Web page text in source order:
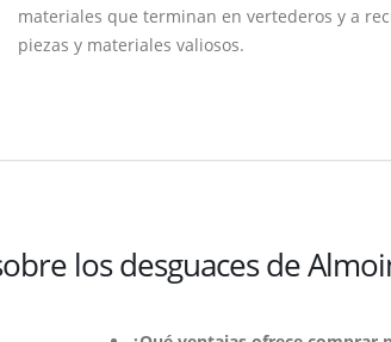
materiales que terminan en vertederos y a
piezas y materiales valiosos.
los desguaces de